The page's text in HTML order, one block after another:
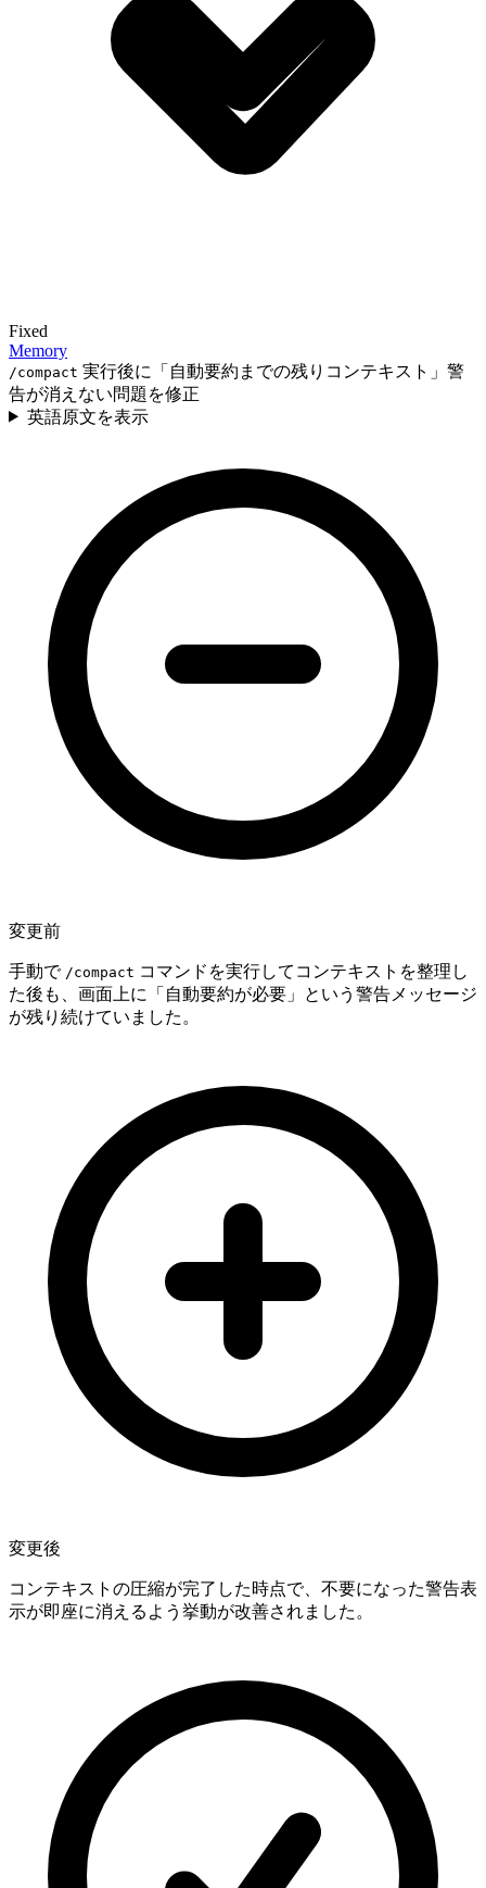
Fixed
Memory
/compact 実行後に「自動要約までの残りコンテキスト」警
告が消えない問題を修正
英語原文を表示
変更前
手動で /compact コマンドを実行してコンテキストを整理し
た後も、画面上に「自動要約が必要」という警告メッセージ
が残り続けていました。
変更後
コンテキストの圧縮が完了した時点で、不要になった警告表
示が即座に消えるよう挙動が改善されました。